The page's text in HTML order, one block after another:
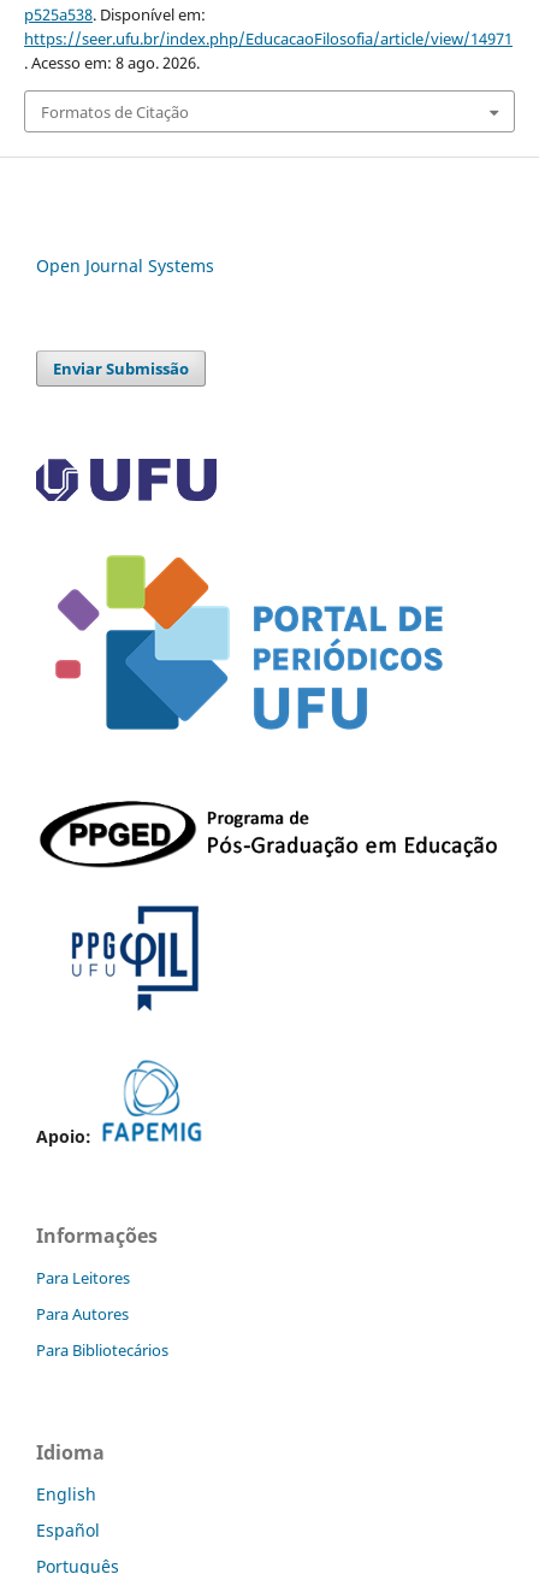
p525a538. Disponível em:
https://seer.ufu.br/index.php/EducacaoFilosofia/article/view/14971
. Acesso em: 8 ago. 2026.
Formatos de Citação
Open Journal Systems
Enviar Submissão
Apoio:
Informações
Para Leitores
Para Autores
Para Bibliotecários
Idioma
English
Español
Português